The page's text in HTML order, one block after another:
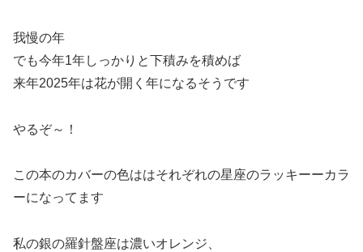
我慢の年
でも今年1年しっかりと下積みを積めば
来年2025年は花が開く年になるそうです
やるぞ～！
この本のカバーの色ははそれぞれの星座のラッキーーカラ
ーになってます
私の銀の羅針盤座は濃いオレンジ、